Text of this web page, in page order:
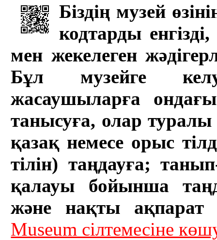
Біздің музей
кодтарды
мен жекелеген
Бұл музейге
жасаушыларға
танысуға, олар туралы
қазақ немесе орыс
тілін) таңдауға;
қалауы бойынша
және нақты ақпарат
Museum сілтемесіне